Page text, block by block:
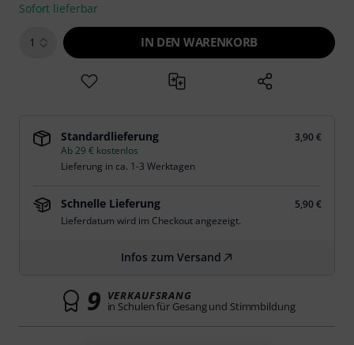
Sofort lieferbar
1 IN DEN WARENKORB
Standardlieferung
3,90 €
Ab 29 € kostenlos
Lieferung in ca. 1-3 Werktagen
Schnelle Lieferung
5,90 €
Lieferdatum wird im Checkout angezeigt.
Infos zum Versand
9 VERKAUFSRANG
in Schulen für Gesang und Stimmbildung